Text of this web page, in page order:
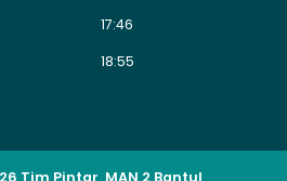
17:46
18:55
Tim Pintar MAN 2 Bantul